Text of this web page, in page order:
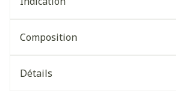
Composition
Détails